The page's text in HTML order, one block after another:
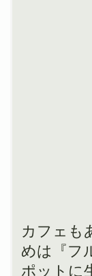
カフェも
めは『フ
ポットに